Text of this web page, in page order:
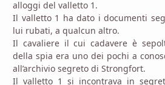
alloggi del valletto 1.
Il valletto 1 ha dato i documenti
lui rubati, a qualcun altro.
Il cavaliere il cui cadavere è
della spia era uno dei pochi a
all’archivio segreto di Strongfort.
Il valletto 1 si incontrava in